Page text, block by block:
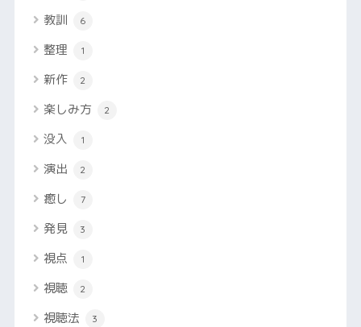
教訓 6
整理 1
新作 2
楽しみ方 2
没入 1
演出 2
癒し 7
発見 3
視点 1
視聴 2
視聴法 3